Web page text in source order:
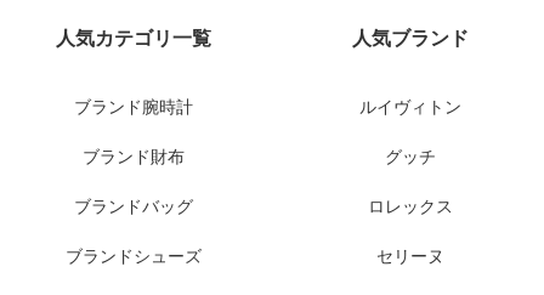
人気カテゴリ一覧
ブランド腕時計
ブランド財布
ブランドバッグ
ブランドシューズ
人気ブランド
ルイヴィトン
グッチ
ロレックス
セリーヌ